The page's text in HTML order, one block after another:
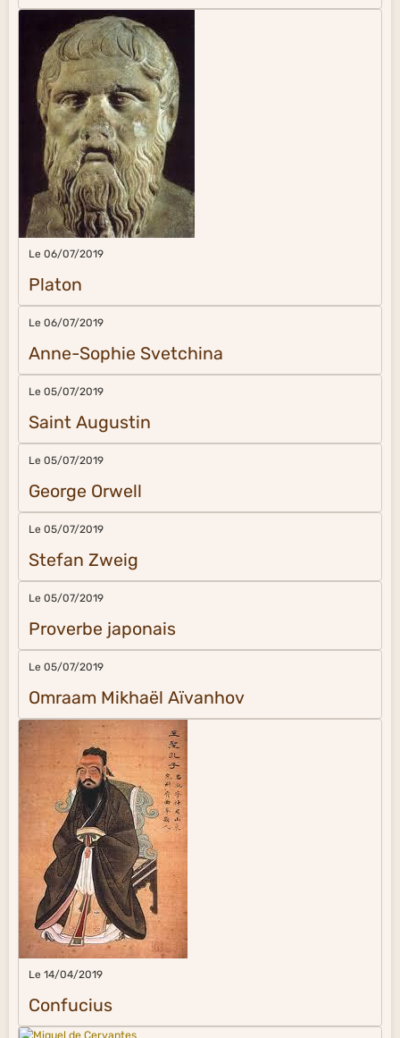
Le 06/07/2019
Platon
Le 06/07/2019
Anne-Sophie Svetchina
Le 05/07/2019
Saint Augustin
Le 05/07/2019
George Orwell
Le 05/07/2019
Stefan Zweig
Le 05/07/2019
Proverbe japonais
Le 05/07/2019
Omraam Mikhaël Aïvanhov
Le 14/04/2019
Confucius